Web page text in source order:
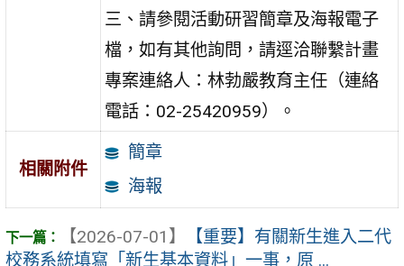
三、請參閱活動研習簡章及海報電子
檔，如有其他詢問，請逕洽聯繫計畫
專案連絡人：林勃嚴教育主任（連絡
電話：02-25420959）。
相關附件
簡章
海報
【2026-07-01】
【重要】有關新生進入二代
校務系統填寫「新生基本資料」一事，原 ...